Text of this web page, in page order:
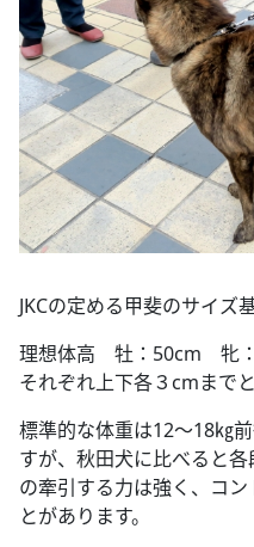
JKCの定める甲斐のサイズ
理想体高 牡：50cm 牝
それぞれ上下各３cmまで
標準的な体重は12～18㎏
すが、秋田犬に比べると
の牽引する力は強く、コ
とがあります。